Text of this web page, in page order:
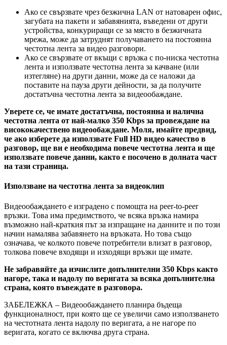
Ако се свързвате чрез безжична LAN от натоварен офис,
загубата на пакети и забавянията, въведени от други
устройства, конкуриращи се за място в безжичната
мрежа, може да затруднят получаването на постоянна
честотна лента за видео разговори.
Ако се свързвате от вкъщи с връзка с по-ниска честотна
лента и използвате честотна лента за качване (или
изтегляне) на други данни, може да се наложи да
поставите на пауза други дейности, за да получите
достатъчна честотна лента за видеообаждане.
Уверете се, че имате достатъчна, постоянна и налична
честотна лента от най-малко 350 Kbps за провеждане на
висококачествено видеообаждане. Моля, имайте предвид,
че ако изберете да използвате Full HD видео качество в
разговор, ще ви е необходима повече честотна лента и ще
използвате повече данни, както е посочено в долната част
на тази страница.
Използване на честотна лента за видеоклип
Видеообаждането е изградено с помощта на peer-to-peer
връзки. Това има предимството, че всяка връзка намира
възможно най-краткия път за изпращане на данните и по този
начин намалява забавянето на връзката. Но това също
означава, че колкото повече потребители влизат в разговор,
толкова повече входящи и изходящи връзки ще имате.
Не забравяйте да изчислите допълнителни 350 Kbps както
нагоре, така и надолу по веригата за всяка допълнителна
страна, която въвеждате в разговора.
ЗАБЕЛЕЖКА – Видеообаждането планира бъдеща
функционалност, при която ще се увеличи само използването
на честотната лента надолу по веригата, а не нагоре по
веригата, когато се включва друга страна.